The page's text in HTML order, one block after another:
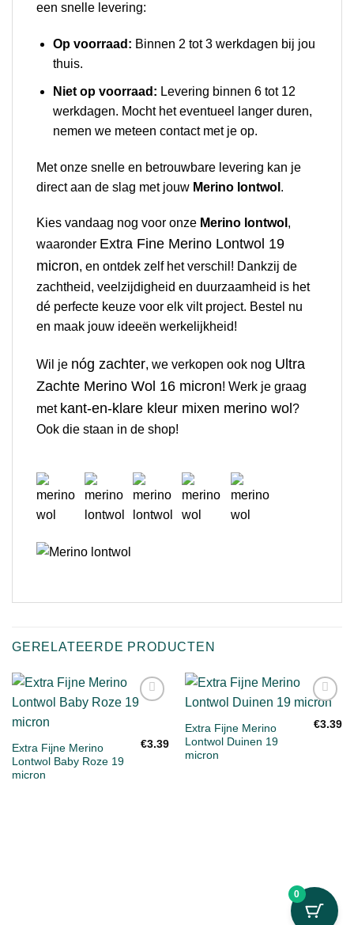
een snelle levering:
Op voorraad: Binnen 2 tot 3 werkdagen bij jou
thuis.
Niet op voorraad: Levering binnen 6 tot 12
werkdagen. Mocht het eventueel langer duren,
nemen we meteen contact met je op.
Met onze snelle en betrouwbare levering kan je
direct aan de slag met jouw Merino lontwol .
Kies vandaag nog voor onze Merino lontwol ,
waaronder Extra Fine Merino Lontwol 19
micron, en ontdek zelf het verschil! Dankzij de
zachtheid, veelzijdigheid en duurzaamheid is het
dé perfecte keuze voor elk vilt project. Bestel nu
en maak jouw ideeën werkelijkheid!
Wil je nóg zachter, we verkopen ook nog Ultra
Zachte Merino Wol 16 micron! Werk je graag
met kant-en-klare kleur mixen merino wol ?
Ook die staan in de shop!
GERELATEERDE PRODUCTEN
Extra Fijne Merino
Lontwol Baby Roze 19
micron
€3.39
aan
Extra Fijne Merino
Lontwol Duinen 19
micron
€3.39
0